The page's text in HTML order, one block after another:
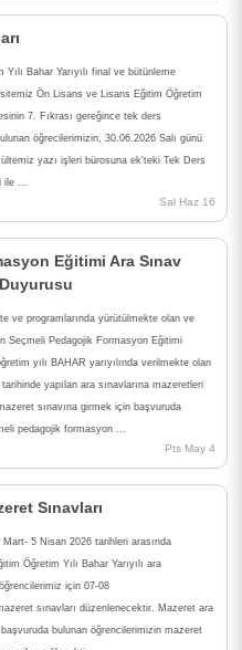
Bahar Yarıyılı final ve bütünleme
Ön Lisans ve Lisans Eğitim Öğretim
7. Fıkrası gereğince tek ders
öğrecilerimizin, 30.06.2026 Salı günü
yazı işleri bürosuna ek'teki Tek Ders
ile ...
Sal Haz 16
Eğitimi Ara Sınav
Duyurusu
ve programlarında yürütülmekte olan ve
Seçmeli Pedagojik Formasyon Eğitimi
yılı BAHAR yarıyılında verilmekte olan
yapılan ara sınavlarına mazeretleri
sınavına girmek için başvuruda
pedagojik formasyon ...
Pts May 4
Sınavları
5 Nisan 2026 tarihleri arasında
Öğretim Yılı Bahar Yarıyılı ara
için 07-08
sınavları düzenlenecektir. Mazeret ara
başvuruda bulunan öğrencilerimizin mazeret